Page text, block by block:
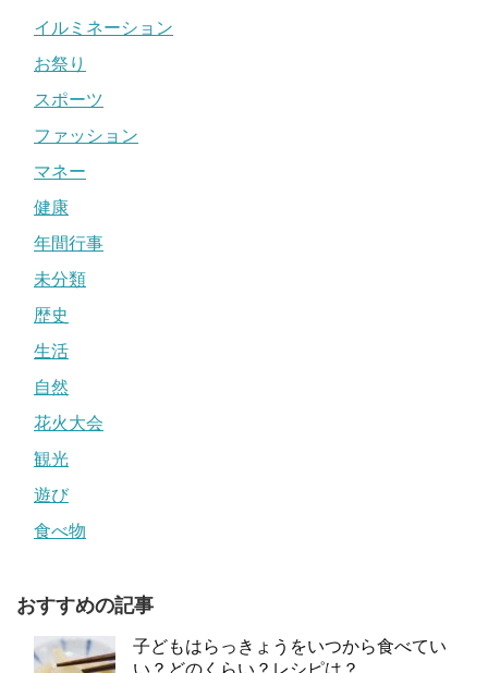
イルミネーション
お祭り
スポーツ
ファッション
マネー
健康
年間行事
未分類
歴史
生活
自然
花火大会
観光
遊び
食べ物
おすすめの記事
子どもはらっきょうをいつから食べてい
い？どのくらい？レシピは？